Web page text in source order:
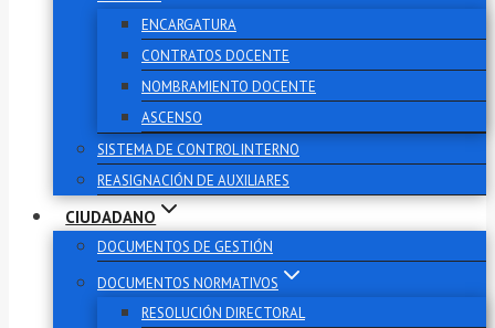
ENCARGATURA
CONTRATOS DOCENTE
NOMBRAMIENTO DOCENTE
ASCENSO
SISTEMA DE CONTROL INTERNO
REASIGNACIÓN DE AUXILIARES
CIUDADANO
DOCUMENTOS DE GESTIÓN
DOCUMENTOS NORMATIVOS
RESOLUCIÓN DIRECTORAL